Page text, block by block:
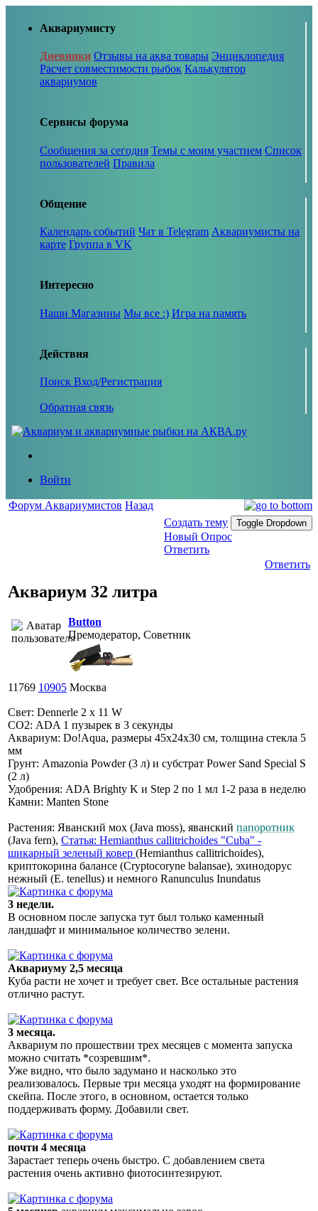
Аквариумисту
Дневники Отзывы на аква товары Энциклопедия
Расчет совместимости рыбок Калькулятор
аквариумов
Сервисы форума
Сообщения за сегодня Темы с моим участием Список
пользователей Правила
Общение
Календарь событий Чат в Telegram Аквариумисты на
карте Группа в VK
Интересно
Наши Магазины Мы все :) Игра на память
Действия
Поиск Вход/Регистрация
Обратная связь
Войти
Форум Аквариумистов Назад
Создать тему
Toggle Dropdown
Новый Опрос
Ответить
Ответить
Аквариум 32 литра
Button
Премодератор, Советник
11769 10905 Москва
Свет: Dennerle 2 x 11 W
СО2: ADA 1 пузырек в 3 секунды
Аквариум: Do!Aqua, размеры 45х24х30 см, толщина стекла 5
мм
Грунт: Amazonia Powder (3 л) и субстрат Power Sand Special S
(2 л)
Удобрения: ADA Brighty K и Step 2 по 1 мл 1-2 раза в неделю
Камни: Manten Stone
Растения: Яванский мох (Java moss), яванский папоротник
(Java fern), Статья: Hemianthus callitrichoides "Cuba" -
шикарный зеленый ковер (Hemianthus callitrichoides),
криптокорина балансе (Cryptocoryne balansae), эхинодорус
нежный (E. tenellus) и немного Ranunculus Inundatus
3 недели.
В основном после запуска тут был только каменный
ландшафт и минимальное количество зелени.
Аквариуму 2,5 месяца
Куба расти не хочет и требует свет. Все остальные растения
отлично растут.
3 месяца.
Аквариум по прошествии трех месяцев с момента запуска
можно считать *созревшим*.
Уже видно, что было задумано и насколько это
реализовалось. Первые три месяца уходят на формирование
скейпа. После этого, в основном, остается только
поддерживать форму. Добавили свет.
почти 4 месяца
Зарастает теперь очень быстро. С добавлением света
растения очень активно фиотосинтезируют.